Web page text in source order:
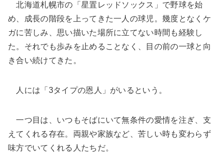
北海道札幌市の「星置レッドソックス」で野球を始
め、成長の階段を上ってきた一人の球児。幾度となくケ
ガに苦しみ、思い描いた場所に立てない時間も経験し
た。それでも歩みを止めることなく、目の前の一球と向
き合い続けてきた。
人には「3タイプの恩人」がいるという。
一つ目は、いつもそばにいて無条件の愛情を注ぎ、支
えてくれる存在。両親や家族など、苦しい時も変わらず
味方でいてくれる人たちだ。